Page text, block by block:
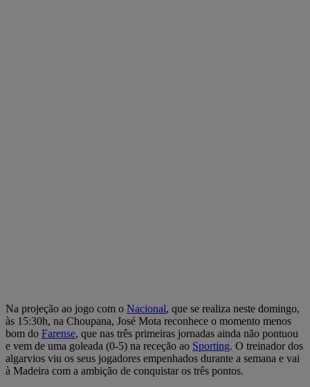
Na projeção ao jogo com o Nacional, que se realiza neste domingo,
às 15:30h, na Choupana, José Mota reconhece o momento menos
bom do Farense, que nas três primeiras jornadas ainda não pontuou
e vem de uma goleada (0-5) na receção ao Sporting. O treinador dos
algarvios viu os seus jogadores empenhados durante a semana e vai
à Madeira com a ambição de conquistar os três pontos.